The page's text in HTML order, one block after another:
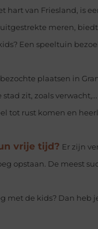
hart van Friesland, is
meren, biedt
Een speeltuin
plaatsen in
zit, zoals verwacht,...
tot rust komen en
vrije tijd? Er zijn
opstaan. De meest
met de kids? Dan heb